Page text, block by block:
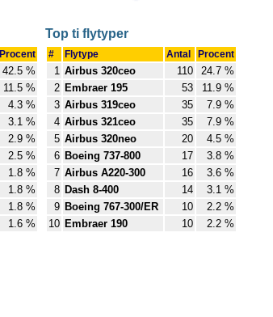
Procent
42.5 %
11.5 %
4.3 %
3.1 %
2.9 %
2.5 %
1.8 %
1.8 %
1.8 %
1.6 %
Top ti flytyper
# Flytype Antal Procent
1 Airbus 320ceo 110
24.7 %
2 Embraer 195 53
11.9 %
3 Airbus 319ceo 35
7.9 %
4 Airbus 321ceo 35
7.9 %
5 Airbus 320neo 20
4.5 %
6 Boeing 737-800 17
3.8 %
7 Airbus A220-300 16
3.6 %
8 Dash 8-400 14
3.1 %
9 Boeing 767-300/ER 10
2.2 %
10 Embraer 190 10 2.2 %